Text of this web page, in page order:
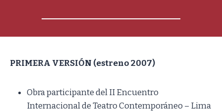
PRIMERA VERSIÓN (estreno 2007)
Obra participante del II Encuentro
Internacional de Teatro Contemporáneo – Lima